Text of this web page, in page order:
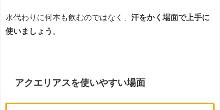
水代わりに何本も飲むのではなく、 汗をかく場面で上手に
使いましょう
アクエリアスを使いやすい場面